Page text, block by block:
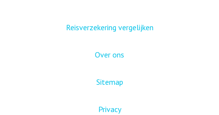
Reisverzekering vergelijken
Over ons
Sitemap
Privacy